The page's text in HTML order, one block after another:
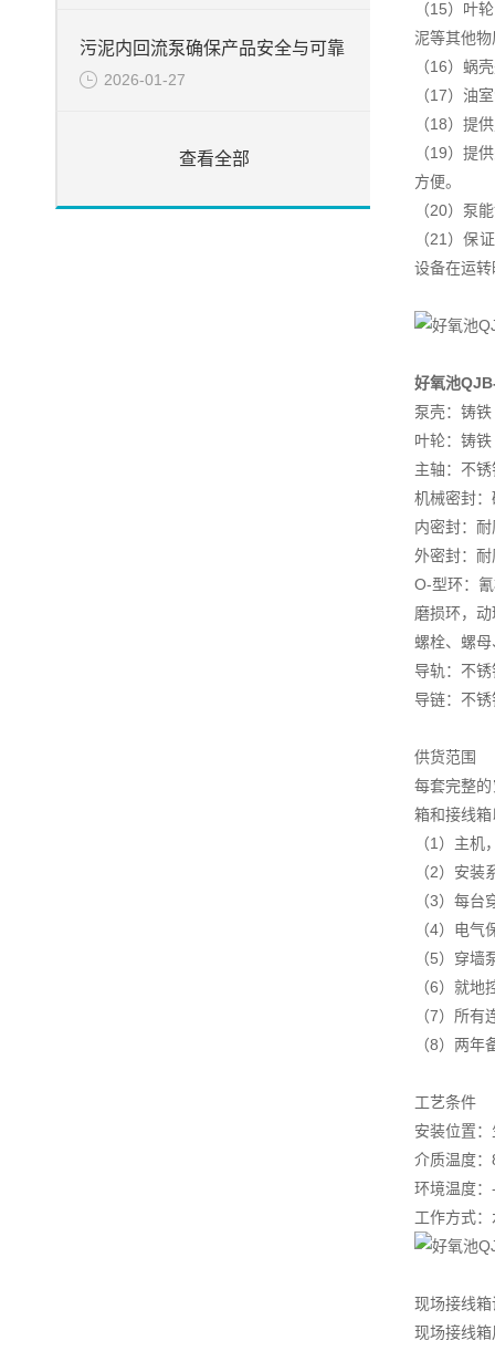
污泥内回流泵确保产品安全与可靠
2026-01-27
查看全部
（15）叶
泥等其他
（16）蜗
（17）油
（18）提
（19）提
方便。
（20）泵
（21）保
设备在运
好氧池
泵壳：铸
叶轮：铸
主轴：不
机械密封
内密封：
外密封：
O-型环：
磨损环，
螺栓、螺
导轨：不
导链：不
供货范围
每套完整
箱和接线
（1）主
（2）安
（3）每
（4）电
（5）穿
（6）就地
（7）所
（8）两
工艺条件
安装位置
介质温度
环境温度
工作方式
现场接线
现场接线